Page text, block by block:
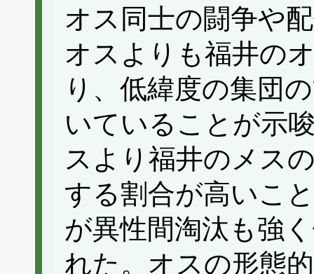
オス同士の闘争や
オスよりも福井の
り、低緯度の集団
いていることが示
スより福井のメス
する割合が高いこ
が異性間淘汰も強
れた。オスの形態